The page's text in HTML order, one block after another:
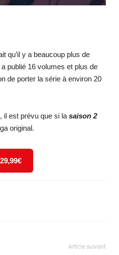
qu’il y a beaucoup plus de
publié 16 volumes et plus de
de porter la série à environ 20
il est prévu que si la saison 2
original.
Article suivant